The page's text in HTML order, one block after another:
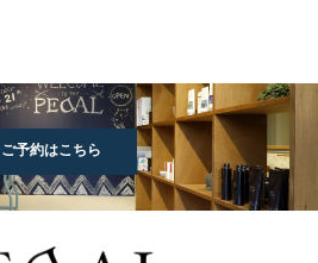
ご予約はこちら